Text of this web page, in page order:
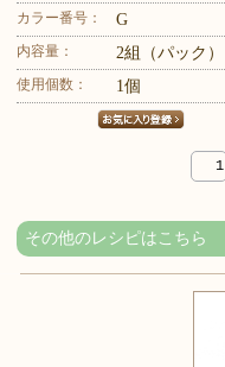
カラー番号： G
内容量： 2組（パック）
使用個数： 1個
その他のレシピはこちら